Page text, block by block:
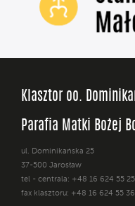
Klasztor oo.
Parafia Matki Bożej
ul. Dominikańska 25
37-500 Jarosław
tel - centrala: +48 16 624 55 25
fax klasztoru: +48 16 624 55 36